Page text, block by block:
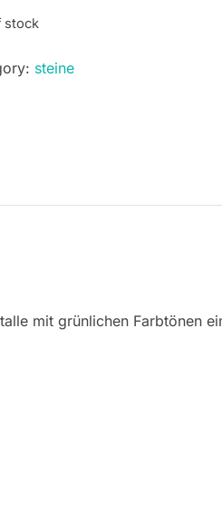
stock
steine
mit grünlichen Farbtönen